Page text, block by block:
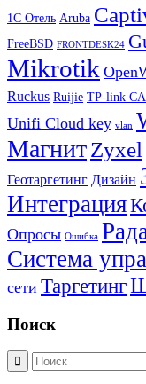
1С Отель Aruba
FreeBSD FRONTDESK24
Mikrotik
Ruckus Ruijie TP-link
Unifi Cloud key vlan
МагнитZyxel
Геотаргетинг Дизайн
Интеграция
Опросы Ошибка
Система
сети Таргетинг
Поиск